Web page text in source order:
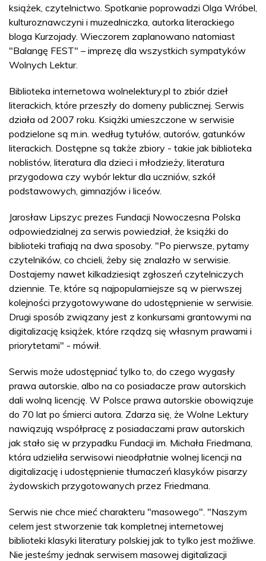
książek, czytelnictwo. Spotkanie poprowadzi Olga Wróbel,
kulturoznawczyni i muzealniczka, autorka literackiego
bloga Kurzojady. Wieczorem zaplanowano natomiast
"Balangę FEST" – imprezę dla wszystkich sympatyków
Wolnych Lektur.
Biblioteka internetowa wolnelektury.pl to zbiór dzieł
literackich, które przeszły do domeny publicznej. Serwis
działa od 2007 roku. Książki umieszczone w serwisie
podzielone są m.in. według tytułów, autorów, gatunków
literackich. Dostępne są także zbiory - takie jak biblioteka
noblistów, literatura dla dzieci i młodzieży, literatura
przygodowa czy wybór lektur dla uczniów, szkół
podstawowych, gimnazjów i liceów.
Jarosław Lipszyc prezes Fundacji Nowoczesna Polska
odpowiedzialnej za serwis powiedział, że książki do
biblioteki trafiają na dwa sposoby. "Po pierwsze, pytamy
czytelników, co chcieli, żeby się znalazło w serwisie.
Dostajemy nawet kilkadziesiąt zgłoszeń czytelniczych
dziennie. Te, które są najpopularniejsze są w pierwszej
kolejności przygotowywane do udostępnienie w serwisie.
Drugi sposób związany jest z konkursami grantowymi na
digitalizację książek, które rządzą się własnym prawami i
priorytetami" - mówił.
Serwis może udostępniać tylko to, do czego wygasły
prawa autorskie, albo na co posiadacze praw autorskich
dali wolną licencję. W Polsce prawa autorskie obowiązuje
do 70 lat po śmierci autora. Zdarza się, że Wolne Lektury
nawiązują współpracę z posiadaczami praw autorskich
jak stało się w przypadku Fundacji im. Michała Friedmana,
która udzieliła serwisowi nieodpłatnie wolnej licencji na
digitalizację i udostępnienie tłumaczeń klasyków pisarzy
żydowskich przygotowanych przez Friedmana.
Serwis nie chce mieć charakteru "masowego". "Naszym
celem jest stworzenie tak kompletnej internetowej
biblioteki klasyki literatury polskiej jak to tylko jest możliwe.
Nie jesteśmy jednak serwisem masowej digitalizacji